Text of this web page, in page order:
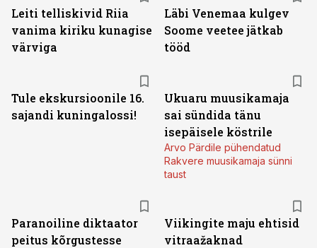
Leiti telliskivid Riia
vanima kiriku kunagise
värviga
Läbi Venemaa kulgev
Soome veetee jätkab
tööd
Tule ekskursioonile 16.
sajandi kuningalossi!
Ukuaru muusikamaja
sai sündida tänu
isepäisele köstrile
Arvo Pärdile pühendatud
Rakvere muusikamaja sünni
taust
Paranoiline diktaator
peitus kõrgustesse
Viikingite maju ehtisid
vitraažaknad